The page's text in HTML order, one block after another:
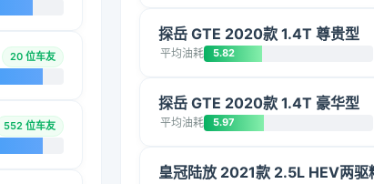
20 位车友
552 位车友
探岳 GTE 2020款 1.4T 尊贵型
平均油耗 5.82
探岳 GTE 2020款 1.4T 豪华型
平均油耗 5.97
皇冠陆放 2021款 2.5L HEV两驱